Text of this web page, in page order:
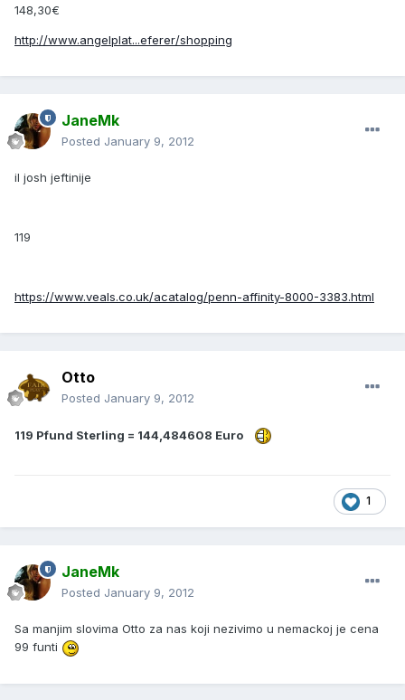
148,30€
http://www.angelplat...eferer/shopping
JaneMk
Posted January 9, 2012
il josh jeftinije
119
https://www.veals.co.uk/acatalog/penn-affinity-8000-3383.html
Otto
Posted January 9, 2012
119 Pfund Sterling = 144,484608 Euro
1
JaneMk
Posted January 9, 2012
Sa manjim slovima Otto za nas koji nezivimo u nemackoj je cena
99 funti